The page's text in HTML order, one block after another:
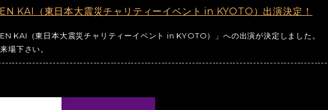
KAI（東日本大震災チャリティーイベント in KYOTO）出演決定！
KAI（東日本大震災チャリティーイベント in KYOTO）」への出演が決定しました。
場下さい。